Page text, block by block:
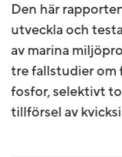
Den här
utveckla och
av marina
tre fallstudier om
fosfor, selektivt
tillförsel av